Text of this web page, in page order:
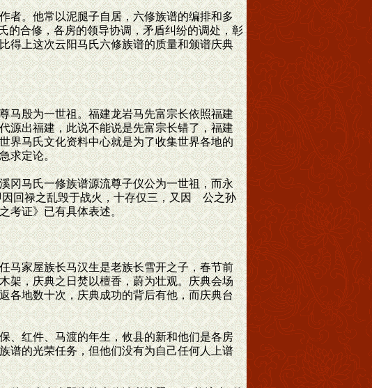
。他常以泥腿子自居，六修族谱的编排和多
的合修，各房的领导协调，矛盾纠纷的调处，彰
得上这次云阳马氏六修族谱的质量和颁谱庆典
殷为一世祖。福建龙岩马先富宗长依照福建
源出福建，此说不能说是先富宗长错了，福建
界马氏文化资料中心就是为了收集世界各地的
求定论。
马氏一修族谱源流尊子仪公为一世祖，而永
回禄之乱毁于战火，十存仅三，又因 公之孙
考证》已有具体表述。
家屋族长马汉生是老族长雪开之子，春节前
架，庆典之日焚以檀香，蔚为壮观。庆典会场
各地数十次，庆典成功的背后有他，而庆典台
红件、马渡的年生，攸县的新和他们是各房
谱的光荣任务，但他们没有为自己任何人上谱